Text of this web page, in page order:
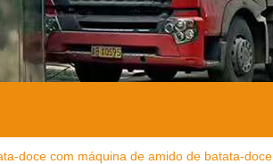
doce com máquina de amido de batata-doce